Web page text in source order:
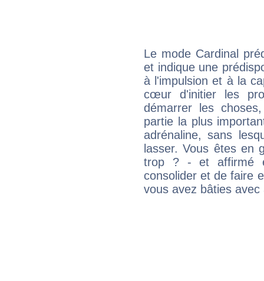
Le mode Cardinal
et indique une
à l'impulsion et à la
cœur d'initier les
démarrer les
partie la plus
adrénaline, sans
lasser. Vous êtes en
trop ? - et affirmé
consolider et de faire
vous avez bâties avec